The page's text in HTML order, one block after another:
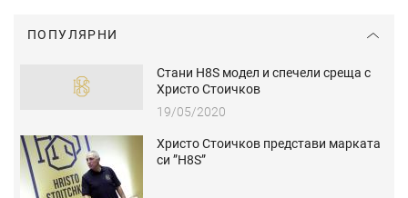
ПОПУЛЯРНИ
Стани H8S модел и спечели среща с
Христо Стоичков
19/05/2020
Христо Стоичков представи марката
си ”H8S”